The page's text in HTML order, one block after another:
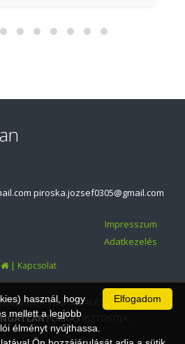
piroska.jozsef0305@gmail.com
Impresszum
Adatkezelés
| Kapcsolat
WEBOLDALÁT ÉS ÜGYVITELI
FORRÁSBIZTOSÍTJA.
Elfogadom
használ, hogy
mellett a legjobb
élményt nyújthassa.